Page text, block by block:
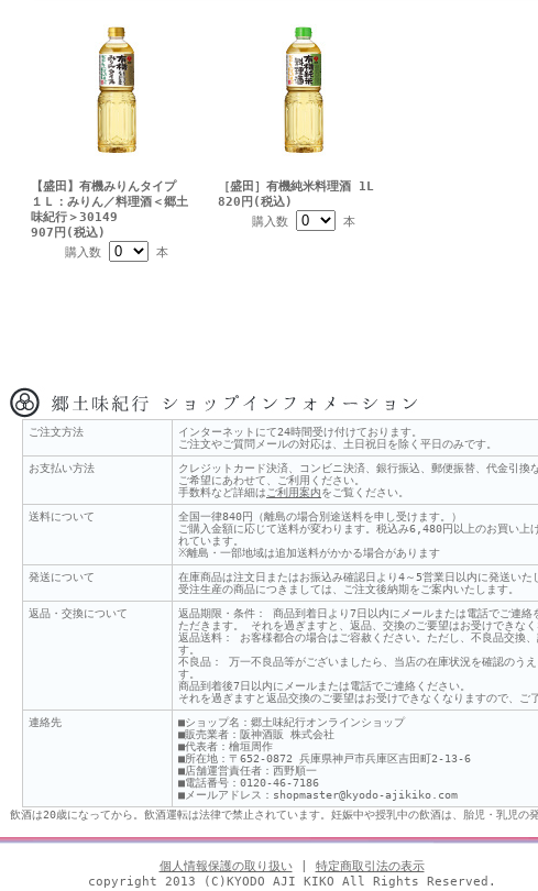
【盛田】有機みりんタイプ
１Ｌ：みりん／料理酒＜郷土
味紀行＞30149
907円(税込)
購入数
本
［盛田］有機純米料理酒 1L
820円(税込)
購入数
本
ご注文方法
インターネットにて24時間受け付けております。
ご注文やご質問メールの対応は、土日祝日を除く平日のみです。
お支払い方法
クレジットカード決済、コンビニ決済、銀行振込、郵便振替、代金引換
ご希望にあわせて、ご利用ください。
手数料など詳細は ご利用案内をご覧ください。
送料について
全国一律840円（離島の場合別途送料を申し受けます。）
ご購入金額に応じて送料が変わります。税込み6,480円以上のお買い上
れています。
※離島・一部地域は追加送料がかかる場合があります
発送について
在庫商品は注文日またはお振込み確認日より4～5営業日以内に発送いた
受注生産の商品につきましては、ご注文後納期をご案内いたします。
返品・交換について
返品期限・条件： 商品到着日より7日以内にメールまたは電話でご連
ただきます。 それを過ぎますと、返品、交換のご要望はお受けできなく
返品送料： お客様都合の場合はご容赦ください。ただし、不良品交換
す。
不良品： 万一不良品等がございましたら、当店の在庫状況を確認のう
す。
商品到着後7日以内にメールまたは電話でご連絡ください。
それを過ぎますと返品交換のご要望はお受けできなくなりますので、ご
連絡先
■ショップ名：郷土味紀行オンラインショップ
■販売業者：阪神酒販 株式会社
■代表者：檜垣周作
■所在地：〒652-0872 兵庫県神戸市兵庫区吉田町2-13-6
■店舗運営責任者：西野順一
■電話番号：0120-46-7186
■メールアドレス：shopmaster@kyodo-ajikiko.com
飲酒は20歳になってから。飲酒運転は法律で禁止されています。妊娠中や授乳中の飲酒は、胎児・乳児の
個人情報保護の取り扱い| 特定商取引法の表示
copyright 2013 (C)KYODO AJI KIKO All Rights Reserved.